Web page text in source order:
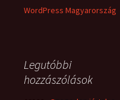
WordPress Magyarország
Legutóbbi
hozzászólások